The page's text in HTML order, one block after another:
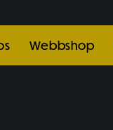
Webbshop